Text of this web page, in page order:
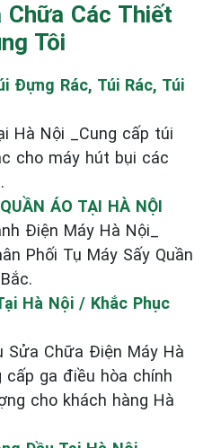
Chữa Các Thiết
Tôi
Đựng Rác, Túi Rác, Túi
Hà Nội _Cung cấp túi
cho máy hút bụi các
ÁO TẠI HÀ NỘI
Điện Máy Hà Nội_
Phối Tụ Máy Sấy Quần
Hà Nội / Khắc Phục
Sửa Chữa Điện Máy Hà
cấp ga điều hòa chính
cho khách hàng Hà